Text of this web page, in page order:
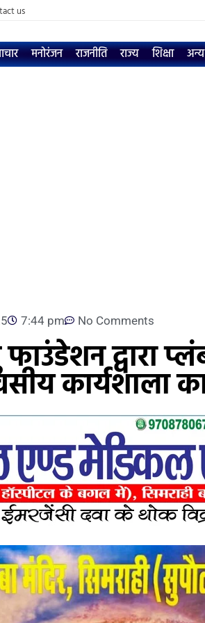
us
मनोरंजन राजनीति राज्य शिक्षा अन्य
7:44 pm No Comments
द्वारा
कार्यशाला